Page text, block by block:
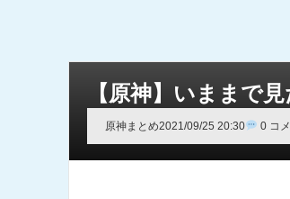
【原神】いままで
原神まとめ2021/09/25 20:30 0 コ